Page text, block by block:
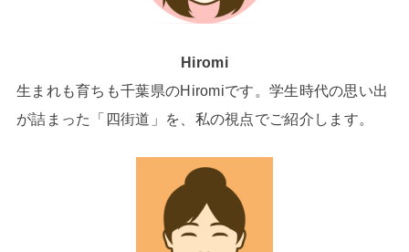
Hiromi
生まれも育ちも千葉県のHiromiです。学生時代の思い出
が詰まった「四街道」を、私の視点でご紹介します。